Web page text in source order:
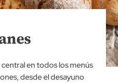
en todos los menús
desde el desayuno